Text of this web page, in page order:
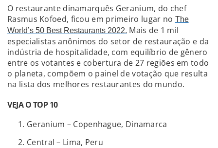
O restaurante dinamarquês Geranium, do chef
Rasmus Kofoed, ficou em primeiro lugar no The
World’s 50 Best Restaurants 2022. Mais de 1 mil
especialistas anônimos do setor de restauração e da
indústria de hospitalidade, com equilíbrio de gênero
entre os votantes e cobertura de 27 regiões em todo
o planeta, compõem o painel de votação que resulta
na lista dos melhores restaurantes do mundo.
VEJA O TOP 10
Geranium – Copenhague, Dinamarca
Central – Lima, Peru